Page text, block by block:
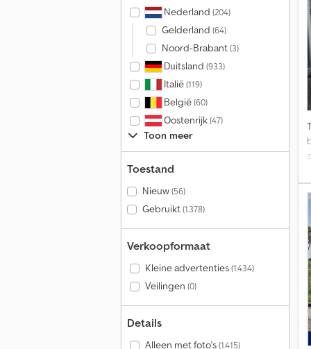
Nederland (204)
Gelderland (64)
Noord-Brabant(3)
Duitsland (933)
Italië(119)
België(60)
Oostenrijk(47)
Toon meer
Toestand
Nieuw(56)
Gebruikt(1.378)
Verkoopformaat
Kleine advertenties(1.434)
Veilingen (0)
Details
Alleen met foto's(1.415)